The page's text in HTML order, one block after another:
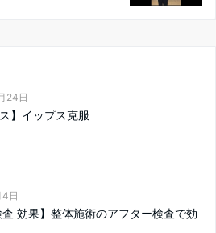
24日
ス】イップス克服
日
査 効果】整体施術のアフター検査で効